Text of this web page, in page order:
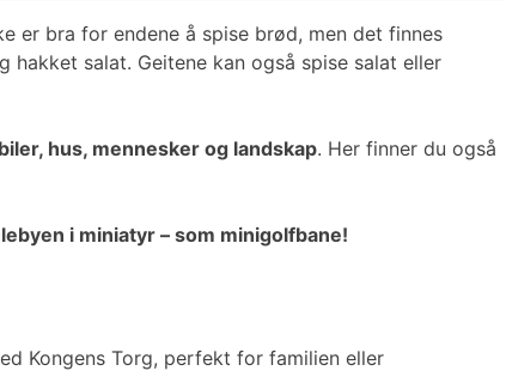
er bra for endene å spise brød, men det finnes
salat. Geitene kan også spise salat eller
hus, mennesker og landskap. Her finner du også
i miniatyr – som minigolfbane!
Kongens Torg, perfekt for familien eller